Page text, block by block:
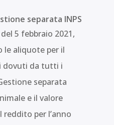
separata INPS
5 febbraio 2021,
le aliquote per il
dovuti da tutti i
separata
e il valore
per l’anno